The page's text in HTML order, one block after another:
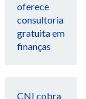
oferece
consultoria
gratuita em
finanças
CNI cobra